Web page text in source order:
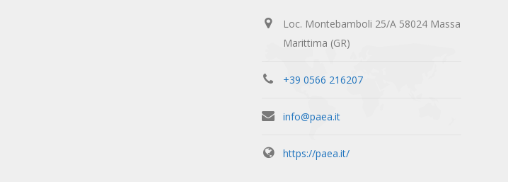
Loc. Montebamboli 25/A 58024 Massa
Marittima (GR)
+39 0566 216207
info@paea.it
https://paea.it/